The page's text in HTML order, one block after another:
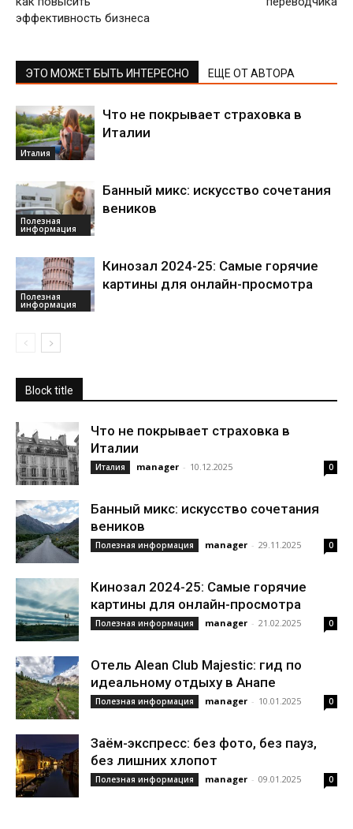
эффективность бизнеса
ЭТО МОЖЕТ БЫТЬ ИНТЕРЕСНО ЕЩЕ ОТ АВТОРА
Италия
Что не покрывает страховка в
Италии
Полезная
информация
Банный микс: искусство сочетания
веников
Полезная
информация
Кинозал 2024-25: Самые горячие
картины для онлайн-просмотра
Block title
Что не покрывает страховка в
Италии
Италия manager - 10.12.2025 0
Банный микс: искусство сочетания
веников
Полезная информация manager - 29.11.2025 0
Кинозал 2024-25: Самые горячие
картины для онлайн-просмотра
Полезная информация manager - 21.02.2025 0
Отель Alean Club Majestic: гид по
идеальному отдыху в Анапе
Полезная информация manager - 10.01.2025 0
Заём-экспресс: без фото, без пауз,
без лишних хлопот
Полезная информация manager - 09.01.2025 0